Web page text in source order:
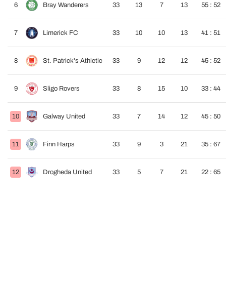
6 Bray Wanderers 33 13 7 13 55 : 52
7 Limerick FC 33 10 10 13 41 : 51
8 St. Patrick's Athletic 33 9 12 12 45 : 52
9 Sligo Rovers 33 8 15 10 33 : 44
10 Galway United 33 7 14 12 45 : 50
11 Finn Harps 33 9 3 21 35 : 67
12 Drogheda United 33 5 7 21 22 : 65